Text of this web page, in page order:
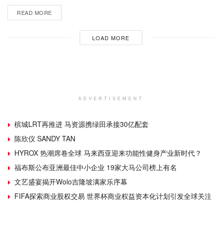
READ MORE
LOAD MORE
ADVERTISEMENT
槟城LRT再推进 马资源携绿田承接30亿配套
陈欣仪 SANDY TAN
HYROX 热潮席卷全球 马来西亚迎来功能性健身产业新时代？
福布斯公布亚洲最佳中小企业 19家大马公司榜上有名
文艺盛宴揭开Wolo吉隆坡满家乐序幕
FIFA探索商业股权交易 世界杯商业权益资本化计划引发全球关注